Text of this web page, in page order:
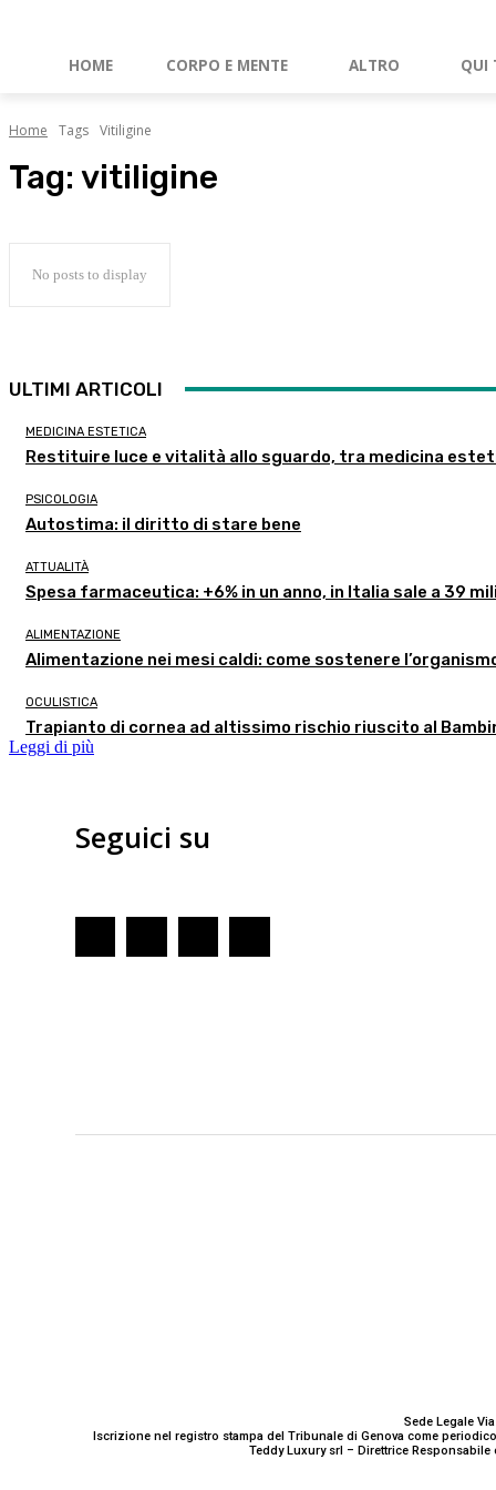
HOME CORPO E MENTE ALTRO QUI
Home Tags Vitiligine
Tag: vitiligine
No posts to display
ULTIMI ARTICOLI
MEDICINA ESTETICA
Restituire luce e vitalità allo sguardo, tra medicina
PSICOLOGIA
Autostima: il diritto di stare bene
ATTUALITÀ
Spesa farmaceutica: +6% in un anno, in Italia sale a 39
ALIMENTAZIONE
Alimentazione nei mesi caldi: come sostenere
OCULISTICA
Trapianto di cornea ad altissimo rischio riuscito al
Leggi di più
Seguici su
Sede Legale
Iscrizione nel registro stampa del Tribunale di Genova come
Teddy Luxury srl – Direttrice Responsabile